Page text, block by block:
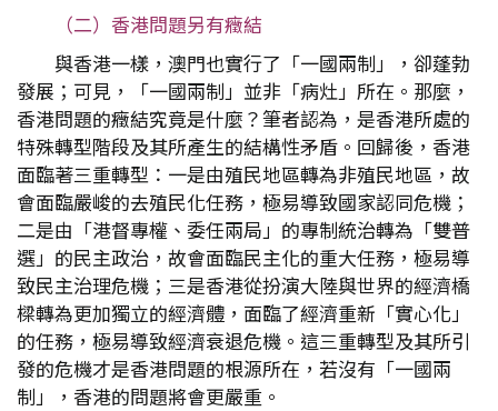
（二）香港問題另有癥結
與香港一樣，澳門也實行了「一國兩制」，卻蓬勃
發展；可見，「一國兩制」並非「病灶」所在。那麼，
香港問題的癥結究竟是什麼？筆者認為，是香港所處的
特殊轉型階段及其所產生的結構性矛盾。回歸後，香港
面臨著三重轉型：一是由殖民地區轉為非殖民地區，故
會面臨嚴峻的去殖民化任務，極易導致國家認同危機；
二是由「港督專權、委任兩局」的專制統治轉為「雙普
選」的民主政治，故會面臨民主化的重大任務，極易導
致民主治理危機；三是香港從扮演大陸與世界的經濟橋
樑轉為更加獨立的經濟體，面臨了經濟重新「實心化」
的任務，極易導致經濟衰退危機。這三重轉型及其所引
發的危機才是香港問題的根源所在，若沒有「一國兩
制」，香港的問題將會更嚴重。